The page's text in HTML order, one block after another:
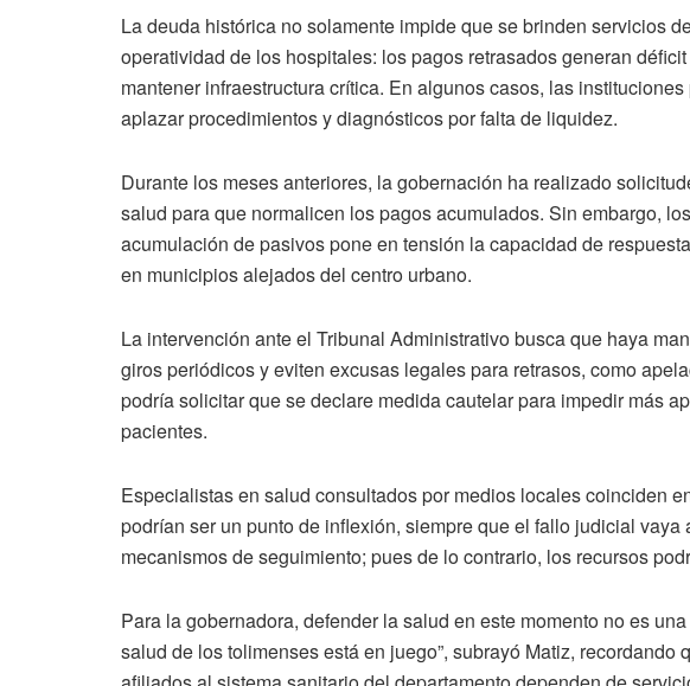
La deuda histórica no solamente impide que se brinden servicios
operatividad de los hospitales: los pagos retrasados generan
mantener infraestructura crítica. En algunos casos, las
aplazar procedimientos y diagnósticos por falta de liquidez.
Durante los meses anteriores, la gobernación ha realizado
salud para que normalicen los pagos acumulados. Sin embargo,
acumulación de pasivos pone en tensión la capacidad de
en municipios alejados del centro urbano.
La intervención ante el Tribunal Administrativo busca que haya
giros periódicos y eviten excusas legales para retrasos, como
podría solicitar que se declare medida cautelar para impedir más
pacientes.
Especialistas en salud consultados por medios locales coinciden
podrían ser un punto de inflexión, siempre que el fallo judicial
mecanismos de seguimiento; pues de lo contrario, los recursos
Para la gobernadora, defender la salud en este momento no es
salud de los tolimenses está en juego”, subrayó Matiz, recordando